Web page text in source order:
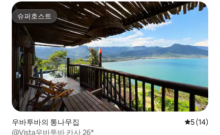
슈퍼호스트
슈퍼호스트
우바투바의 통나무집 평점 5점
5 (14)
@Vista우바투바 카사 26*